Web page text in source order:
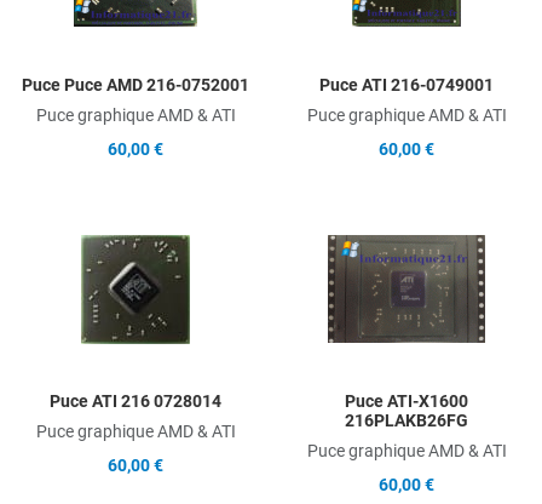
Puce Puce AMD 216-0752001
Puce graphique AMD & ATI
60,00 €
Puce ATI 216-0749001
Puce graphique AMD & ATI
60,00 €
Add to Compare
Quick View
Puce ATI 216 0728014
Puce graphique AMD & ATI
60,00 €
Puce ATI-X1600
216PLAKB26FG
Puce graphique AMD & ATI
60,00 €